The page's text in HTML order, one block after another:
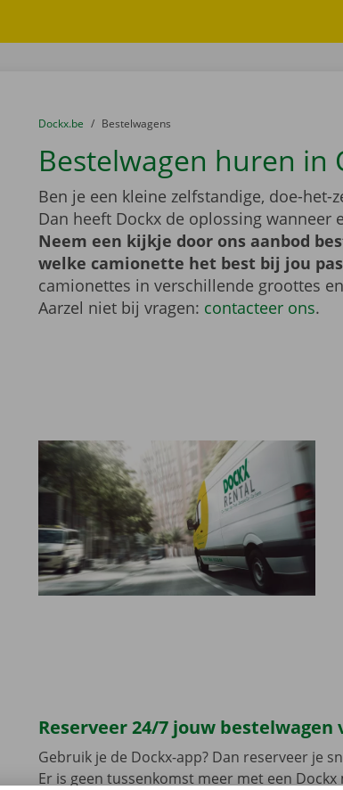
U bevindt zich hier:
van
Dockx.be naar
Bestelwagens
Bestelwagen huren in
Ben je een kleine zelfstandige, doe-
Dan heeft Dockx de oplossing
Neem een kijkje door ons aanbod
welke camionette het best bij jou
camionettes in verschillende groottes
Aarzel niet bij vragen: contacteer ons.
Reserveer 24/7 jouw bestelwagen
Gebruik je de Dockx-app? Dan reserveer je
Er is geen tussenkomst meer met een